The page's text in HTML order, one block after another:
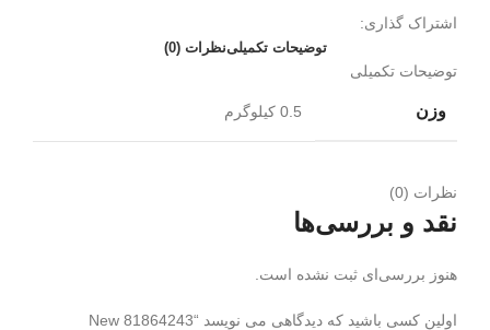
اشتراک گذاری:
توضیحات تکمیلینظرات (0)
توضیحات تکمیلی
وزن 0.5 کیلوگرم
نظرات (0)
نقد و بررسی‌ها
هنوز بررسی‌ای ثبت نشده است.
اولین کسی باشید که دیدگاهی می نویسد “81864243 New